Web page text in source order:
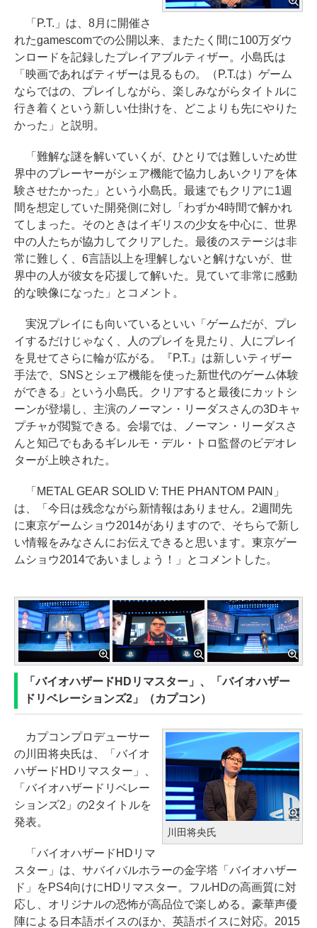
「P.T.」は、8月に開催さ
れたgamescomでの公開以来、またたく間に100万ダウ
ンロードを記録したプレイアブルティザー。小島氏は
「映画であればティザーは見るもの。（P.T.は）ゲーム
ならではの、プレイしながら、楽しみながらタイトルに
行き着くという新しい仕掛けを、どこよりも先にやりた
かった」と説明。
「難解な謎を解いていくが、ひとりでは難しいため世
界中のプレーヤーがシェア機能で協力しあいクリアを体
験させたかった」という小島氏。最速でもクリアに1週
間を想定していた開発側に対し「わずか4時間で解かれ
てしまった。そのときはイギリスの少女を中心に、世界
中の人たちが協力してクリアした。最後のステージは非
常に難しく、6言語以上を理解しないと解けないが、世
界中の人が彼女を応援して解いた。見ていて非常に感動
的な映像になった」とコメント。
実況プレイにも向いているといい「ゲームだが、プレ
イするだけじゃなく、人のプレイを見たり、人にプレイ
を見せてさらに輪が広がる。『P.T.』は新しいティザー
手法で、SNSとシェア機能を使った新世代のゲーム体験
ができる」という小島氏。クリアすると最後にカットシ
ーンが登場し、主演のノーマン・リーダスさんの3Dキャ
プチャが閲覧できる。会場では、ノーマン・リーダスさ
んと知己でもあるギレルモ・デル・トロ監督のビデオレ
ターが上映された。
「METAL GEAR SOLID V: THE PHANTOM PAIN」
は、「今日は残念ながら新情報はありません。2週間先
に東京ゲームショウ2014がありますので、そちらで新し
い情報をみなさんにお伝えできると思います。東京ゲー
ムショウ2014であいましょう！」とコメントした。
「バイオハザードHDリマスター」、「バイオハザー
ドリベレーションズ2」（カプコン）
川田将央氏
カプコンプロデューサー
の川田将央氏は、「バイオ
ハザードHDリマスター」、
「バイオハザードリベレー
ションズ2」の2タイトルを
発表。
「バイオハザードHDリマ
スター」は、サバイバルホラーの金字塔「バイオハザー
ド」をPS4向けにHDリマスター。フルHDの高画質に対
応し、オリジナルの恐怖が高品位で楽しめる。豪華声優
陣による日本語ボイスのほか、英語ボイスに対応。2015